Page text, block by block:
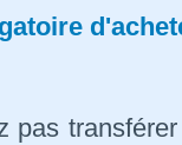
pas